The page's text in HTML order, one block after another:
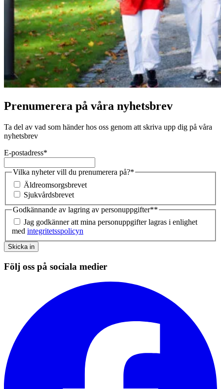
Prenumerera på våra nyhetsbrev
Ta del av vad som händer hos oss genom att skriva upp dig på våra
nyhetsbrev
E-postadress*
Vilka nyheter vill du prenumerera på?*
Äldreomsorgsbrevet
Sjukvårdsbrevet
Godkännande av lagring av personuppgifter**
Jag godkänner att mina personuppgifter lagras i enlighet
med integritetsspolicyn
Skicka in
Följ oss på sociala medier